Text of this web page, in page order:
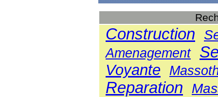
Construction
Amenagement
Voyante
Reparation